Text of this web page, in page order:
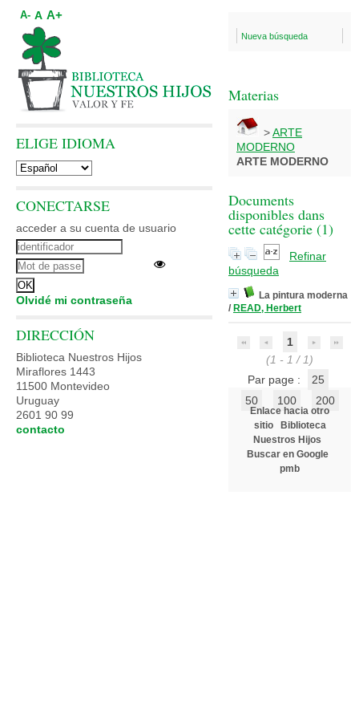
Nueva búsqueda
Materias
>ARTE
MODERNO
ARTE MODERNO
Documents
disponibles dans
cette catégorie (1)
Refinar
búsqueda
La pintura moderna
/ READ, Herbert
1
(1 - 1 / 1)
Par page :
25
50
100 200
Enlace hacia otro
sitio
Biblioteca
Nuestros Hijos
Buscar en Google
pmb
A- A A+
ELIGE IDIOMA
CONECTARSE
acceder a su cuenta de usuario
Olvidé mi contraseña
DIRECCIÓN
Biblioteca Nuestros Hijos
Miraflores 1443
11500 Montevideo
Uruguay
2601 90 99
contacto